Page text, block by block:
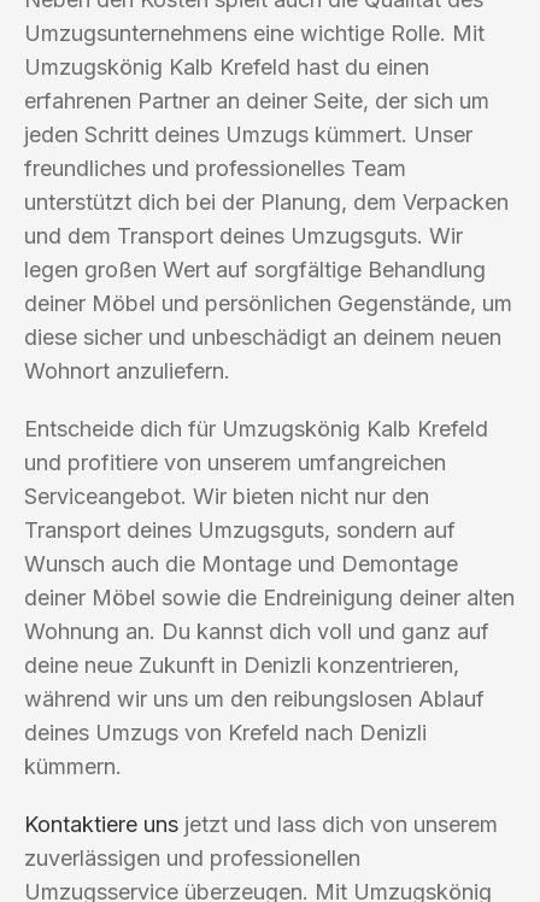
Umzugsunternehmens eine wichtige Rolle. Mit
Umzugskönig Kalb Krefeld hast du einen
erfahrenen Partner an deiner Seite, der sich um
jeden Schritt deines Umzugs kümmert. Unser
freundliches und professionelles Team
unterstützt dich bei der Planung, dem Verpacken
und dem Transport deines Umzugsguts. Wir
legen großen Wert auf sorgfältige Behandlung
deiner Möbel und persönlichen Gegenstände, um
diese sicher und unbeschädigt an deinem neuen
Wohnort anzuliefern.
Entscheide dich für Umzugskönig Kalb Krefeld
und profitiere von unserem umfangreichen
Serviceangebot. Wir bieten nicht nur den
Transport deines Umzugsguts, sondern auf
Wunsch auch die Montage und Demontage
deiner Möbel sowie die Endreinigung deiner alten
Wohnung an. Du kannst dich voll und ganz auf
deine neue Zukunft in Denizli konzentrieren,
während wir uns um den reibungslosen Ablauf
deines Umzugs von Krefeld nach Denizli
kümmern.
Kontaktiere uns jetzt und lass dich von unserem
zuverlässigen und professionellen
Umzugsservice überzeugen. Mit Umzugskönig